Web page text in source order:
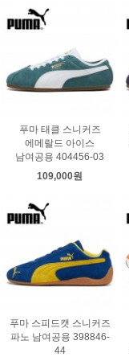
푸마 태클 스니커즈
에메랄드 아이스
남여공용 404456-03
109,000원
푸마 스피드캣 스니커즈
파노 남여공용 398846-
44